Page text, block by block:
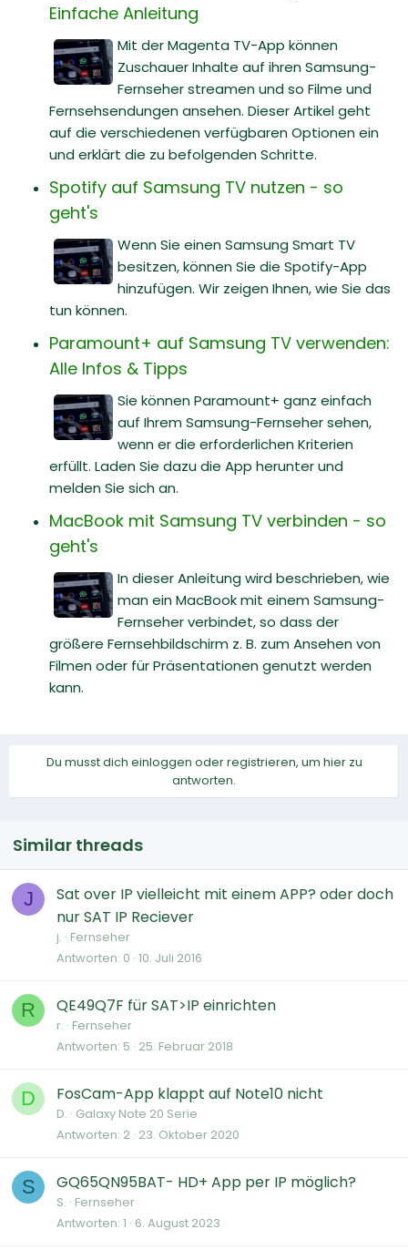
Einfache Anleitung
Mit der Magenta TV-App können
Zuschauer Inhalte auf ihren Samsung-
Fernseher streamen und so Filme und
Fernsehsendungen ansehen. Dieser Artikel geht
auf die verschiedenen verfügbaren Optionen ein
und erklärt die zu befolgenden Schritte.
Spotify auf Samsung TV nutzen - so
geht's
Wenn Sie einen Samsung Smart TV
besitzen, können Sie die Spotify-App
hinzufügen. Wir zeigen Ihnen, wie Sie das
tun können.
Paramount+ auf Samsung TV verwenden:
Alle Infos & Tipps
Sie können Paramount+ ganz einfach
auf Ihrem Samsung-Fernseher sehen,
wenn er die erforderlichen Kriterien
erfüllt. Laden Sie dazu die App herunter und
melden Sie sich an.
MacBook mit Samsung TV verbinden - so
geht's
In dieser Anleitung wird beschrieben, wie
man ein MacBook mit einem Samsung-
Fernseher verbindet, so dass der
größere Fernsehbildschirm z. B. zum Ansehen von
Filmen oder für Präsentationen genutzt werden
kann.
Du musst dich einloggen oder registrieren, um hier zu
antworten.
Similar threads
J
Sat over IP vielleicht mit einem APP? oder doch
nur SAT IP Reciever
j. Fernseher
Antworten 0 10. Juli 2016
R QE49Q7F für SAT>IP einrichten
r. Fernseher
Antworten 5 25. Februar 2018
D FosCam-App klappt auf Note10 nicht
D. Galaxy Note 20 Serie
Antworten 2 23. Oktober 2020
S GQ65QN95BAT- HD+ App per IP möglich?
S. Fernseher
Antworten 1 6. August 2023